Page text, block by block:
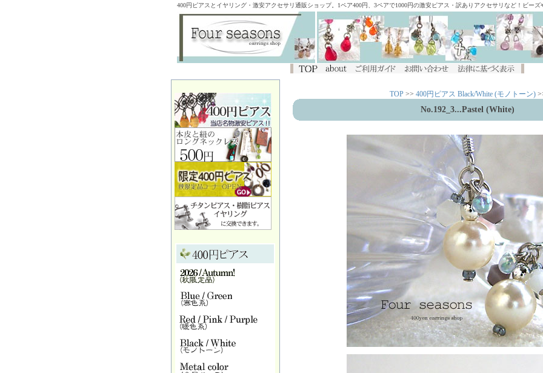
400円ピアスとイヤリング・激安アクセサリ通販ショップ。1ペア400円、3ペアで1000円の激安ピアス・訳ありアクセサリなど！ビー
TOP >> 400円ピアス Black/White (モノトーン)
No.192_3...Pastel (White)